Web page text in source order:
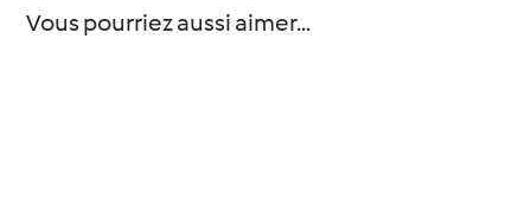
Vous pourriez aussi aimer...